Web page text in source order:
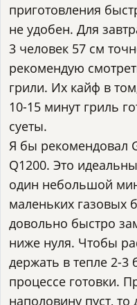
приготовления
не удобен. Для
3 человек 57 см
рекомендую
грили. Их кайф в
10-15 минут гриль
суеты.
Я бы рекомендовал
Q1200. Это
один небольшой
маленьких газовых
довольно быстро
ниже нуля. Чтобы
держать в тепле 2-3
процессе готовки.
наполовину пуст, то